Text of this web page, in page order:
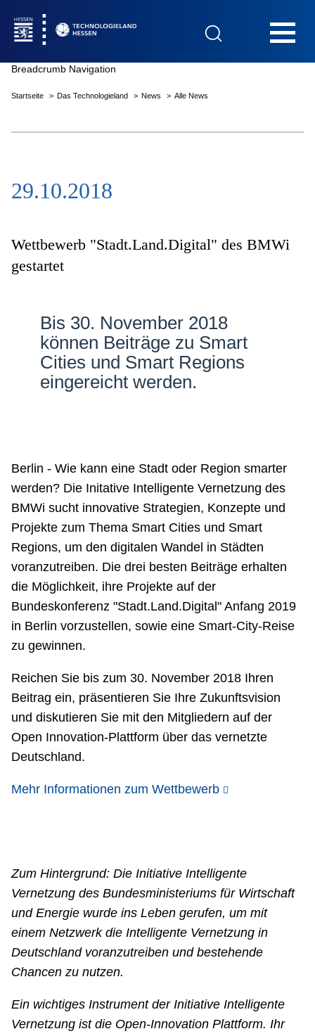
Das Technologieland
Innovationsfelder
Netzwerke
Breadcrumb Navigation
Startseite Das Technologieland News Alle News
29.10.2018
Wettbewerb "Stadt.Land.Digital" des BMWi
gestartet
Bis 30. November 2018
können Beiträge zu Smart
Cities und Smart Regions
eingereicht werden.
Berlin - Wie kann eine Stadt oder Region smarter
werden? Die Initative Intelligente Vernetzung des
BMWi sucht innovative Strategien, Konzepte und
Projekte zum Thema Smart Cities und Smart
Regions, um den digitalen Wandel in Städten
voranzutreiben. Die drei besten Beiträge erhalten
die Möglichkeit, ihre Projekte auf der
Bundeskonferenz "Stadt.Land.Digital" Anfang 2019
in Berlin vorzustellen, sowie eine Smart-City-Reise
zu gewinnen.
Reichen Sie bis zum 30. November 2018 Ihren
Beitrag ein, präsentieren Sie Ihre Zukunftsvision
und diskutieren Sie mit den Mitgliedern auf der
Open Innovation-Plattform über das vernetzte
Deutschland.
Mehr Informationen zum Wettbewerb
Zum Hintergrund: Die Initiative Intelligente
Vernetzung des Bundesministeriums für Wirtschaft
und Energie wurde ins Leben gerufen, um mit
einem Netzwerk die Intelligente Vernetzung in
Deutschland voranzutreiben und bestehende
Chancen zu nutzen.
Ein wichtiges Instrument der Initiative Intelligente
Vernetzung ist die Open-Innovation Plattform. Ihr